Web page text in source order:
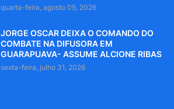
quarta-feira, agosto 05, 2026
JORGE OSCAR DEIXA O COMANDO DO
COMBATE NA DIFUSORA EM
GUARAPUAVA- ASSUME ALCIONE RIBAS
sexta-feira, julho 31, 2026